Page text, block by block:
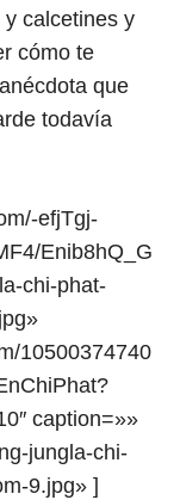
calcetines y
cómo te
que
todavía
efjTgj-
Enib8hQ_G
chi-phat-
10500374740
caption=»»
jungla-chi-
9.jpg» ]